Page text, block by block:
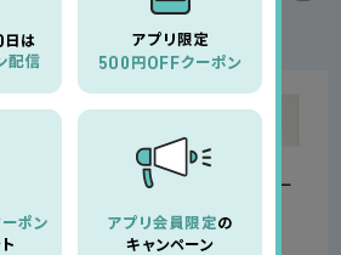
エルコンワンデー